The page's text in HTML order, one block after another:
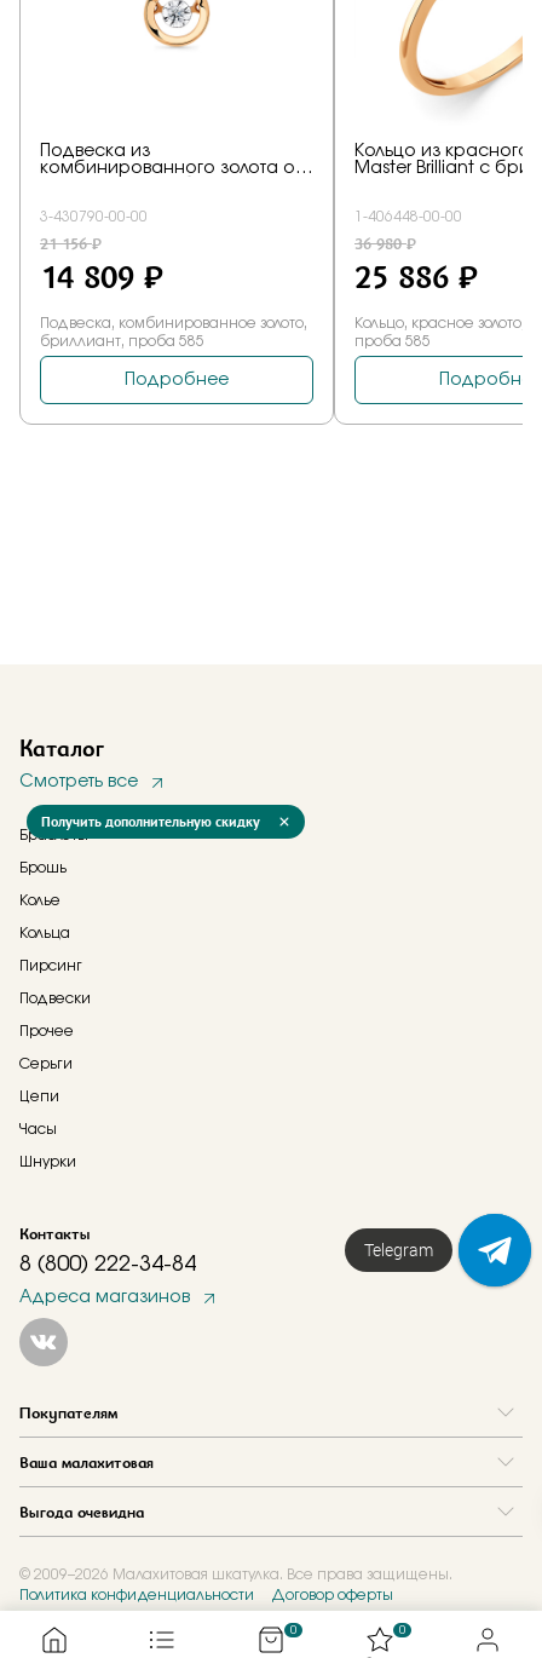
Каталог
Смотреть все
Браслеты
Брошь
Колье
Кольца
Пирсинг
Подвески
Прочее
Серьги
Цепи
Часы
Шнурки
Контакты
8 (800) 222-34-84
Адреса магазинов
Покупателям
Ваша малахитовая
Где купить
Новости
Журнал
Выгода очевидна
Акции
Обмен и скупка
Подарочные сертификаты
© 2009–2026 Малахитовая шкатулка. Все права защищены.
Политика конфиденциальности
Договор оферты
0 0
Получить дополнительную скидку
Telegram